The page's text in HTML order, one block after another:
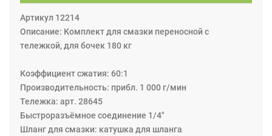
Артикул 12214
Описание: Комплект для смазки переносной с
тележкой, для бочек 180 кг
Коэффициент сжатия: 60:1
Производительность: прибл. 1 000 г/мин
Тележка: арт. 28645
Быстроразъёмное соединение 1/4"
Шланг для смазки: катушка для шланга